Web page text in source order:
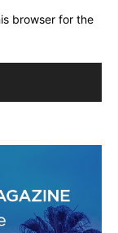
browser for the